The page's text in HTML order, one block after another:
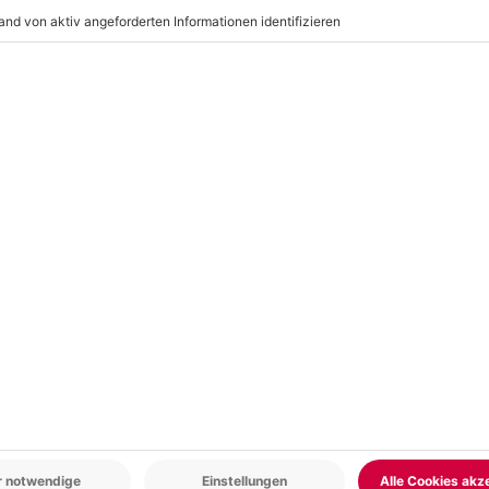
Sonnenschutz,
CLUB DEAL BESTSELLER